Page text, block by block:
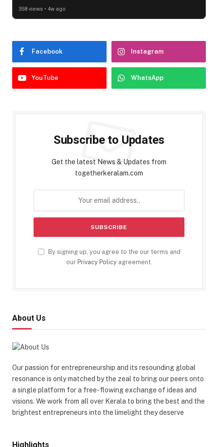
358 views • 4w ago
Facebook Instagram
YouTube WhatsApp
Subscribe to Updates
Get the latest News & Updates from
togetherkeralam.com
By signing up, you agree to the our terms and
our Privacy Policyagreement.
About Us
Our passion for entrepreneurship and its resounding global
resonance is only matched by the zeal to bring our peers onto
a single platform for a free-flowing exchange of ideas and
visions. We work from all over Kerala to bring the best and the
brightest entrepreneurs into the limelight they deserve
Highlights